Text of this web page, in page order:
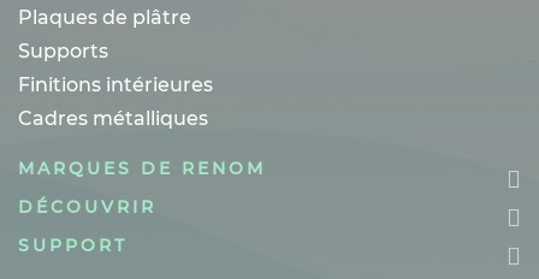
Plaques de plâtre
Supports
Finitions intérieures
Cadres métalliques
MARQUES DE RENOM
DÉCOUVRIR
SUPPORT